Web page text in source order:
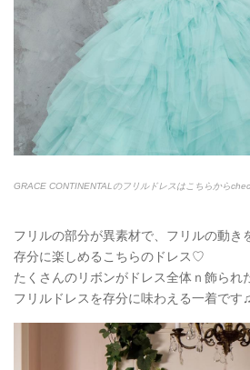
GRACE CONTINENTALのフリルドレスはこちらから
フリルの部分が異素材で、フリルの動き
存分に楽しめるこちらのドレス♡
たくさんのリボンがドレス全体ｎ飾られ
フリルドレスを存分に味わえる一着です